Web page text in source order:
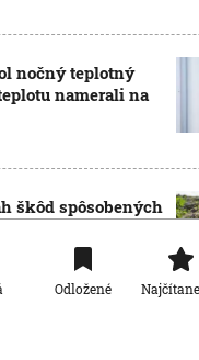
nočný teplotný
namerali na
škôd spôsobených
4. 8. 2026, 19:38:00
Odložené